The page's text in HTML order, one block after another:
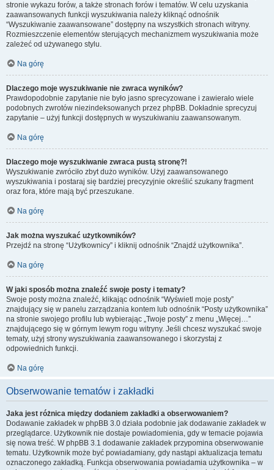
stronie wykazu forów, a także stronach forów i tematów. W celu uzyskania
zaawansowanych funkcji wyszukiwania należy kliknąć odnośnik
“Wyszukiwanie zaawansowane” dostępny na wszystkich stronach witryny.
Rozmieszczenie elementów sterujących mechanizmem wyszukiwania może
zależeć od używanego stylu.
Na górę
Dlaczego moje wyszukiwanie nie zwraca wyników?
Prawdopodobnie zapytanie nie było jasno sprecyzowane i zawierało wiele
podobnych zwrotów niezindeksowanych przez phpBB. Dokładnie sprecyzuj
zapytanie – użyj funkcji dostępnych w wyszukiwaniu zaawansowanym.
Na górę
Dlaczego moje wyszukiwanie zwraca pustą stronę?!
Wyszukiwanie zwróciło zbyt dużo wyników. Użyj zaawansowanego
wyszukiwania i postaraj się bardziej precyzyjnie określić szukany fragment
oraz fora, które mają być przeszukane.
Na górę
Jak można wyszukać użytkowników?
Przejdź na stronę “Użytkownicy” i kliknij odnośnik “Znajdź użytkownika”.
Na górę
W jaki sposób można znaleźć swoje posty i tematy?
Swoje posty można znaleźć, klikając odnośnik “Wyświetl moje posty”
znajdujący się w panelu zarządzania kontem lub odnośnik “Posty użytkownika”
na stronie swojego profilu lub wybierając „Twoje posty” z menu „Więcej…”
znajdującego się w górnym lewym rogu witryny. Jeśli chcesz wyszukać swoje
tematy, użyj strony wyszukiwania zaawansowanego i skorzystaj z
odpowiednich funkcji.
Na górę
Obserwowanie tematów i zakładki
Jaka jest różnica między dodaniem zakładki a obserwowaniem?
Dodawanie zakładek w phpBB 3.0 działa podobnie jak dodawanie zakładek w
przeglądarce. Użytkownik nie dostaje powiadomienia, gdy w temacie pojawia
się nowa treść. W phpBB 3.1 dodawanie zakładek przypomina obserwowanie
tematu. Użytkownik może być powiadamiany, gdy nastąpi aktualizacja tematu
oznaczonego zakładką. Funkcja obserwowania powiadamia użytkownika – w